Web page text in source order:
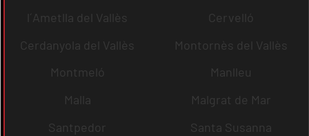
l´Ametlla del Vallès
Cervelló
Cerdanyola del Vallès
Montornès del Vallès
Montmeló
Manlleu
Malla
Malgrat de Mar
Santpedor
Santa Susanna